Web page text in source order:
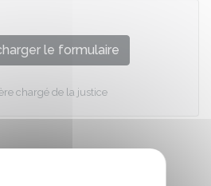
le formulaire
chargé de la justice